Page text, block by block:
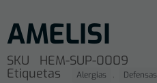
AMELISI
SKU HEM-SUP-0009
Etiquetas Alergias , Defensas